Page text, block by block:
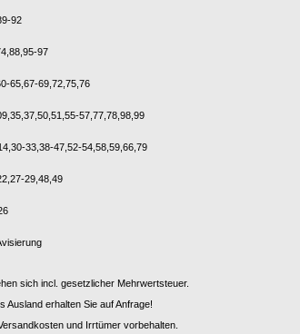
92
97
65,67-69,72,75,76
57,77,78,98,99
33,38-47,52-54,58,59,66,79
29,48,49
sich incl. gesetzlicher Mehrwertsteuer.
Ausland erhalten Sie auf Anfrage!
und Irrtümer vorbehalten.